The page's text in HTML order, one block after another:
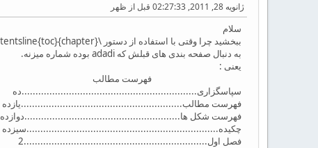
ژانویه 28, 2011, 02:27:33 قبل از ظهر
سلام
به دنبال صفحه بندی های قبلش که adadi بوده شماره میزنه.
یعنی :
فهرست مطالب
سپاسگزاری...............................................................ده
فهرست مطالب..........................................................یازده
فهرست شکل ها........................................................دوازده
چکیده.....................................................................سیزده
فصل اول..................................................................2